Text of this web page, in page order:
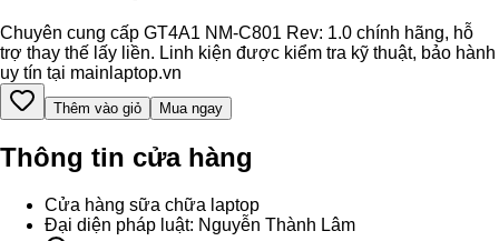
Chuyên cung cấp GT4A1 NM-C801 Rev: 1.0 chính hãng, hỗ
trợ thay thế lấy liền. Linh kiện được kiểm tra kỹ thuật, bảo hành
uy tín tại mainlaptop.vn
Thêm vào giỏ Mua ngay
Thông tin cửa hàng
Cửa hàng sữa chữa laptop
Đại diện pháp luật: Nguyễn Thành Lâm